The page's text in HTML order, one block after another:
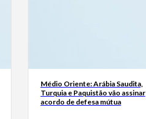
Médio Oriente: Arábia Saudita,
Turquia e Paquistão vão assinar
acordo de defesa mútua